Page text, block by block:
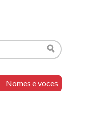
Buscar
Nomes e voces